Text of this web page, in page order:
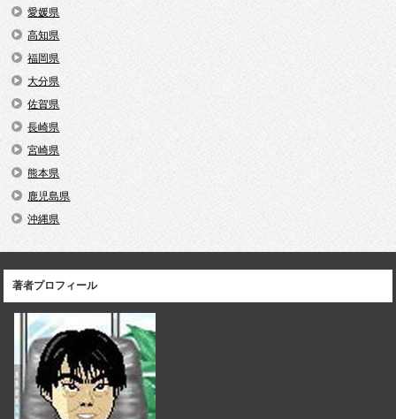
愛媛県
高知県
福岡県
大分県
佐賀県
長崎県
宮崎県
熊本県
鹿児島県
沖縄県
著者プロフィール